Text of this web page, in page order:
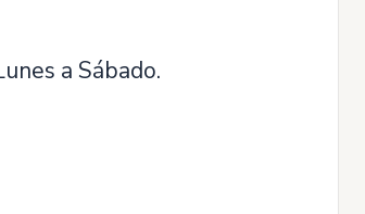
a Sábado.